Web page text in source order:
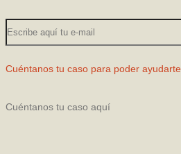
Cuéntanos tu caso para poder ayudarte